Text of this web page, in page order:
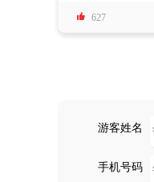
吃食也是
 627
游客姓名
手机号码